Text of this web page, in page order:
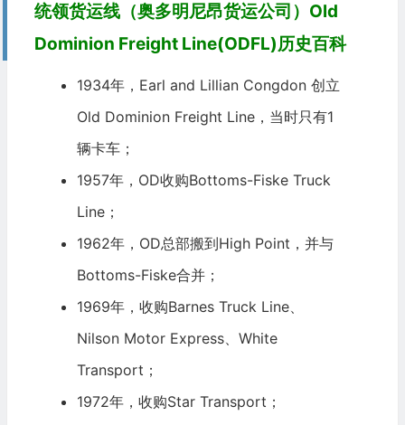
统领货运线（奥多明尼昂货运公司）Old
Dominion Freight Line(ODFL)历史百科
1934年，Earl and Lillian Congdon 创立
Old Dominion Freight Line，当时只有1
辆卡车；
1957年，OD收购Bottoms-Fiske Truck
Line；
1962年，OD总部搬到High Point，并与
Bottoms-Fiske合并；
1969年，收购Barnes Truck Line、
Nilson Motor Express、White
Transport；
1972年，收购Star Transport；